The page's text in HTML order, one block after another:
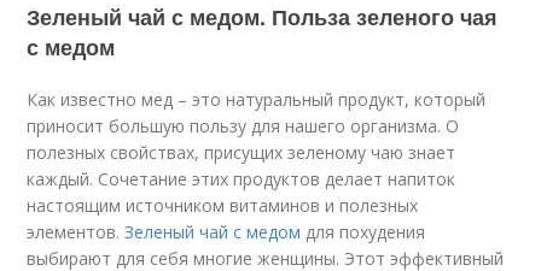
Зеленый чай с медом. Польза зеленого чая
с медом
Как известно мед – это натуральный продукт, который
приносит большую пользу для нашего организма. О
полезных свойствах, присущих зеленому чаю знает
каждый. Сочетание этих продуктов делает напиток
настоящим источником витаминов и полезных
элементов.Зеленый чай с медом для похудения
выбирают для себя многие женщины. Этот эффективный